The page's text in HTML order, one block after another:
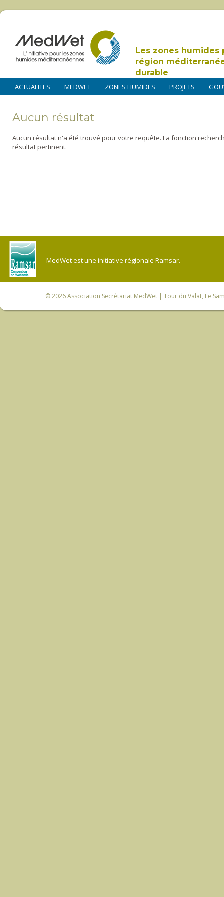
Les zones humides
région
durable
ACTUALITES MEDWET ZONES HUMIDES PROJETS
Aucun résultat
Aucun résultat n'a été trouvé pour votre requête. La fonction
résultat pertinent.
MedWet est une initiative régionale Ramsar.
© 2026Association Secrétariat MedWet | Tour du Valat, Le